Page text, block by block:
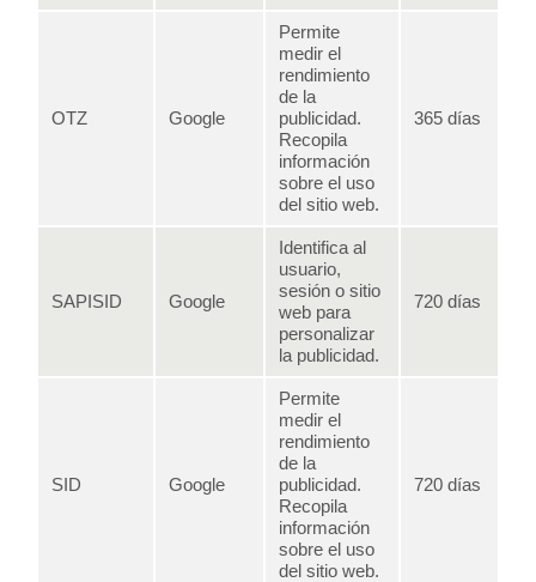
OTZ Google
Permite
medir el
rendimiento
de la
publicidad.
Recopila
información
sobre el uso
del sitio web.
365 días
SAPISID Google
Identifica al
usuario,
sesión o sitio
web para
personalizar
la publicidad.
720 días
SID Google
Permite
medir el
rendimiento
de la
publicidad.
Recopila
información
sobre el uso
del sitio web.
720 días